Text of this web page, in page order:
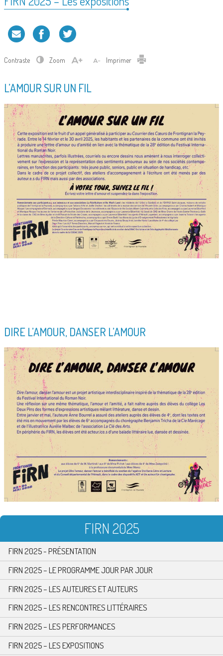
Contraste Zoom Imprimer
L’AMOUR SUR UN FIL
DIRE L’AMOUR, DANSER L’AMOUR
FIRN 2025
FIRN 2025 - PRÉSENTATION
FIRN 2025 – LE PROGRAMME JOUR PAR JOUR
FIRN 2025 – LES AUTEURES ET AUTEURS
FIRN 2025 – LES RENCONTRES LITTÉRAIRES
FIRN 2025 – LES PERFORMANCES
FIRN 2025 – LES EXPOSITIONS